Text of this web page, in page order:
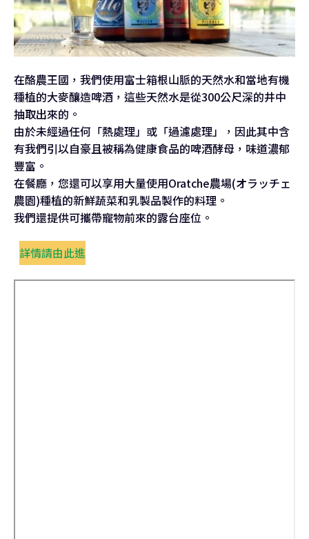
在酪農王國，我們使用富士箱根山脈的天然水和當地有機
種植的大麥釀造啤酒，這些天然水是從300公尺深的井中
抽取出來的。
由於未經過任何「熱處理」或「過濾處理」，因此其中含
有我們引以自豪且被稱為健康食品的啤酒酵母，味道濃郁
豐富。
在餐廳，您還可以享用大量使用Oratche農場(オラッチェ
農園)種植的新鮮蔬菜和乳製品製作的料理。
我們還提供可攜帶寵物前來的露台座位。
詳情請由此進